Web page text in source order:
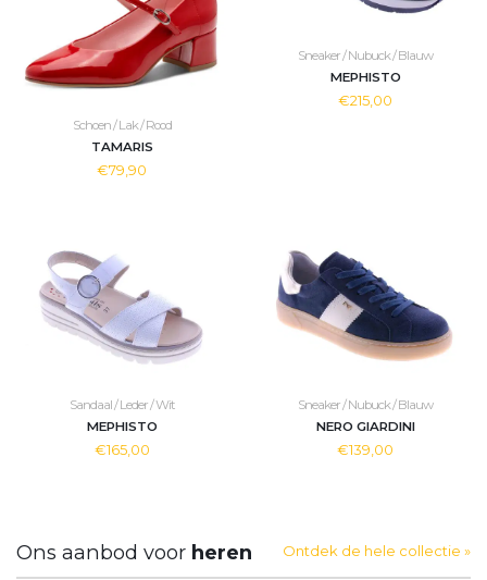
Schoen / Lak / Rood
TAMARIS
€79,90
Sneaker / Nubuck / Blauw
MEPHISTO
€215,00
Sandaal / Leder / Wit
MEPHISTO
€165,00
Sneaker / Nubuck / Blauw
NERO GIARDINI
€139,00
Ons aanbod voor heren Ontdek de hele collectie »